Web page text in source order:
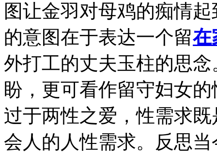
图让金羽对母鸡的痴情
的意图在于表达一个留在
外打工的丈夫玉柱的思
盼，更可看作留守妇女
过于两性之爱，性需求
会人的人性需求。反思